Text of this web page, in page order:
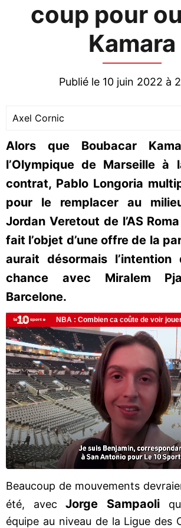
coup pour
Kamara
Publié le 10 juin 2022 à
Axel Cornic
Alors que Boubacar
l’Olympique de Marseille
contrat, Pablo Longoria
pour le remplacer au
Jordan Veretout de l’AS
fait l’objet d’une offre de la
aurait désormais
chance avec Miralem
Barcelone.
Beaucoup de mouvements
été, avecJorge Sampaoli
équipe au niveau de la Ligue des